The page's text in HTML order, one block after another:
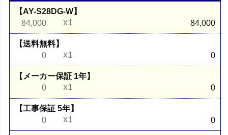
【AY-S28DG-W】
84,000
x1 84,000
【送料無料】
0
x1 0
【メーカー保証 1年】
0
x1 0
【工事保証 5年】
0
x1 0